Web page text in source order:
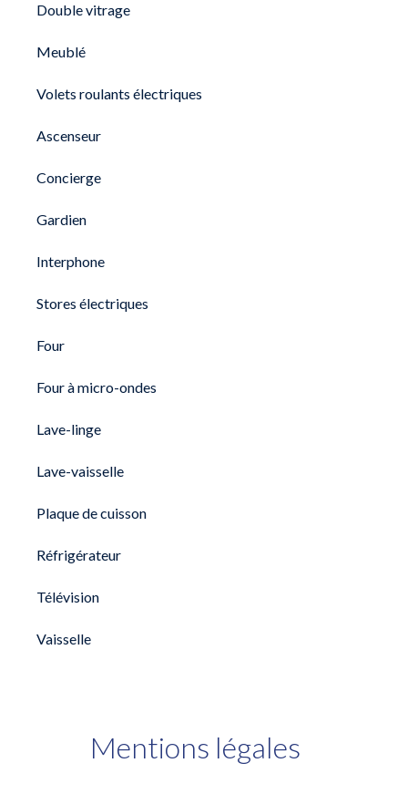
Double vitrage
Meublé
Volets roulants électriques
Ascenseur
Concierge
Gardien
Interphone
Stores électriques
Four
Four à micro-ondes
Lave-linge
Lave-vaisselle
Plaque de cuisson
Réfrigérateur
Télévision
Vaisselle
Mentions légales